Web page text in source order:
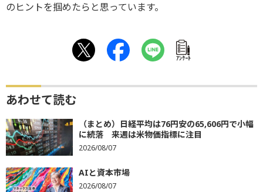
のヒントを掴めたらと思っています。
ｱﾝｹｰﾄ
あわせて読む
（まとめ）日経平均は76円安の65,606円で小幅
に続落 来週は米物価指標に注目
2026/08/07
AIと資本市場
2026/08/07